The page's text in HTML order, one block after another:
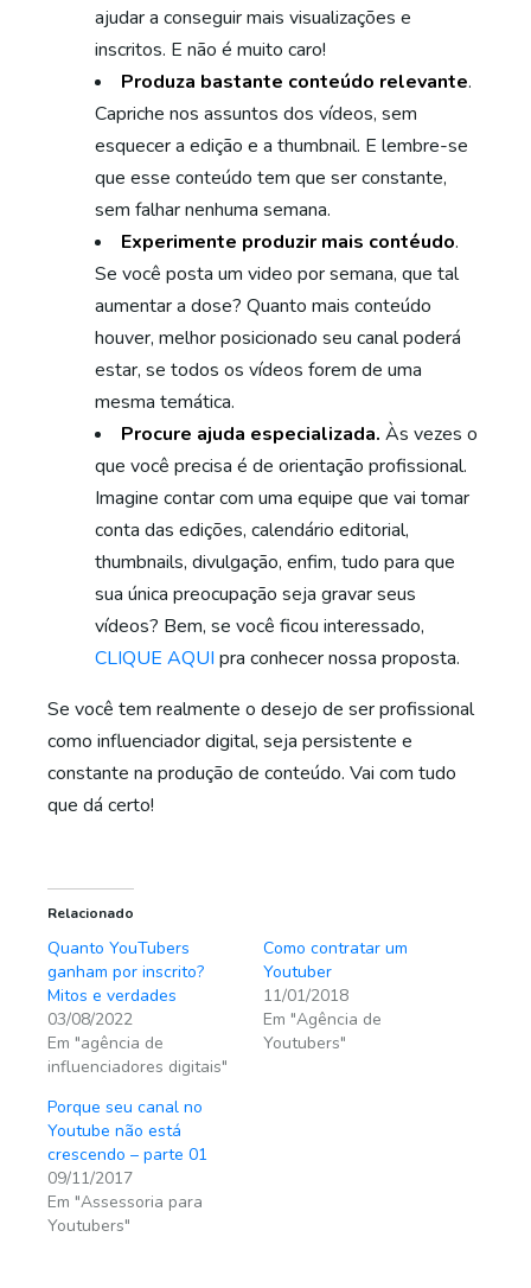
ajudar a conseguir mais visualizações e
inscritos. E não é muito caro!
Produza bastante conteúdo relevante.
Capriche nos assuntos dos vídeos, sem
esquecer a edição e a thumbnail. E lembre-se
que esse conteúdo tem que ser constante,
sem falhar nenhuma semana.
Experimente produzir mais contéudo.
Se você posta um video por semana, que tal
aumentar a dose? Quanto mais conteúdo
houver, melhor posicionado seu canal poderá
estar, se todos os vídeos forem de uma
mesma temática.
Procure ajuda especializada. Às vezes o
que você precisa é de orientação profissional.
Imagine contar com uma equipe que vai tomar
conta das edições, calendário editorial,
thumbnails, divulgação, enfim, tudo para que
sua única preocupação seja gravar seus
vídeos? Bem, se você ficou interessado,
CLIQUE AQUI pra conhecer nossa proposta.
Se você tem realmente o desejo de ser profissional
como influenciador digital, seja persistente e
constante na produção de conteúdo. Vai com tudo
que dá certo!
Relacionado
Quanto YouTubers
ganham por inscrito?
Mitos e verdades
03/08/2022
Em "agência de
influenciadores digitais"
Como contratar um
Youtuber
11/01/2018
Em "Agência de
Youtubers"
Porque seu canal no
Youtube não está
crescendo – parte 01
09/11/2017
Em "Assessoria para
Youtubers"